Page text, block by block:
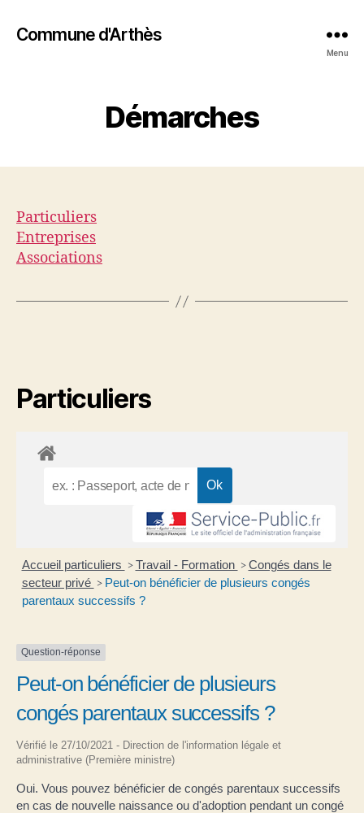
Commune d'Arthès
Menu
Démarches
Particuliers
Entreprises
Associations
Particuliers
Accueil particuliers > Travail - Formation > Congés dans le
secteur privé > Peut-on bénéficier de plusieurs congés
parentaux successifs ?
Question-réponse
Peut-on bénéficier de plusieurs
congés parentaux successifs ?
Vérifié le 27/10/2021 - Direction de l'information légale et
administrative (Première ministre)
Oui. Vous pouvez bénéficier de congés parentaux successifs
en cas de nouvelle naissance ou d'adoption pendant un congé